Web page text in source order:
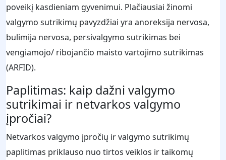
poveikį kasdieniam gyvenimui. Plačiausiai žinomi
valgymo sutrikimų pavyzdžiai yra anoreksija nervosa,
bulimija nervosa, persivalgymo sutrikimas bei
vengiamojo/ ribojančio maisto vartojimo sutrikimas
(ARFID).
Paplitimas: kaip dažni valgymo
sutrikimai ir netvarkos valgymo
įpročiai?
Netvarkos valgymo įpročių ir valgymo sutrikimų
paplitimas priklauso nuo tirtos veiklos ir taikomų